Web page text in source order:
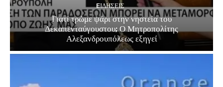
EΙΔΗΣΕΙΣ
Γιατί τρώμε ψάρι στην νηστεία του
Δεκαπενταύγουστου; Ο Μητροπολίτης
Αλεξανδρουπόλεως εξηγεί